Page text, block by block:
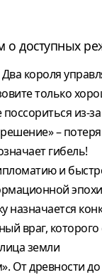
о доступных
короля
только
из-
– потеря
гибель!
и
эпохи
назначается
враг,
земли
От древности до